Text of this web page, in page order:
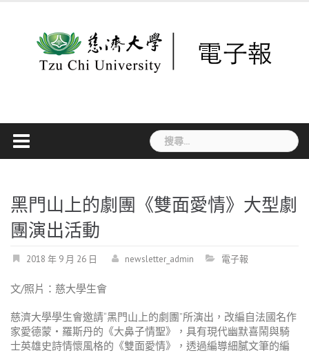
搜
尋
字:
黑門山上的劇團《雙面愛情》大型劇
團演出活動
2018 年 9 月 26 日 newsletter_admin 電子報
文/照片：慈大學生會
慈濟大學學生會邀請“黑門山上的劇團”所演出，改編自法國名作
家愛德蒙‧羅斯丹的《大鼻子情聖》，具有現代幽默喜鬧與騎
士英雄史詩情懷風格的《雙面愛情》，透過編導細膩文筆的編